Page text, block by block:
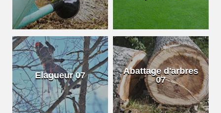
Elagueur 07
Abattage d'arbres
07